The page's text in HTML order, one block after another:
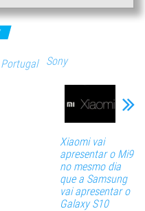
Portugal Sony
Xiaomi vai
apresentar o Mi9
no mesmo dia
que a Samsung
vai apresentar o
Galaxy S10